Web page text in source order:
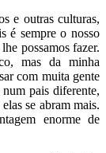
e outras culturas,
é sempre o nosso
possamos fazer.
mas da minha
com muita gente
pais diferente,
se abram mais.
enorme de